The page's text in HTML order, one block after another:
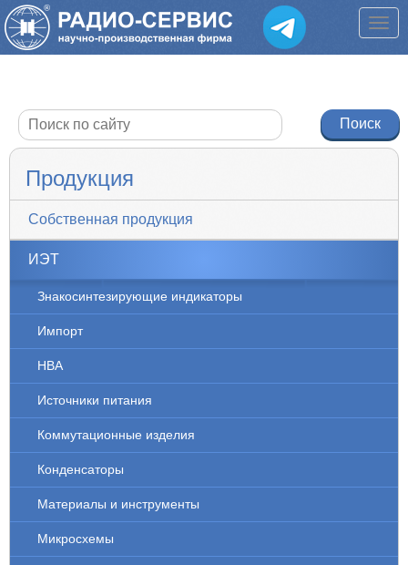
Продукция
Собственная продукция
ИЭТ
Знакосинтезирующие индикаторы
Импорт
НВА
Источники питания
Коммутационные изделия
Конденсаторы
Материалы и инструменты
Микросхемы